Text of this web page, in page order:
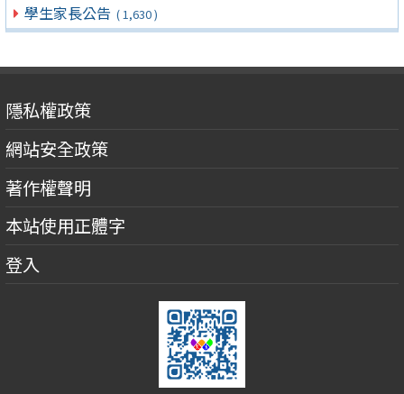
學生家長公告 ( 1,630 )
隱私權政策
網站安全政策
著作權聲明
本站使用正體字
登入